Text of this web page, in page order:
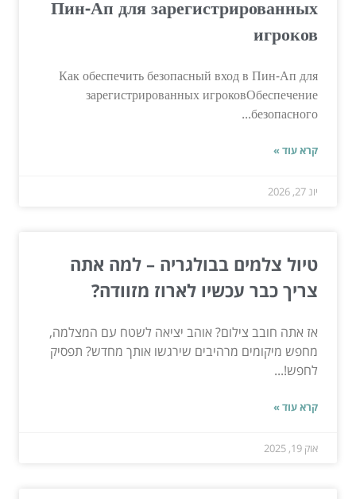
Пин-Ап для зарегистрированных
игроков
Как обеспечить безопасный вход в Пин-Ап для
зарегистрированных игроковОбеспечение
безопасного...
קרא עוד »
יונ 27, 2026
טיול צלמים בבולגריה – למה אתה
צריך כבר עכשיו לארוז מזוודה?
אז אתה חובב צילום? אוהב יציאה לשטח עם המצלמה,
מחפש מיקומים מרהיבים שירגשו אותך מחדש? תפסיק
לחפש!...
קרא עוד »
אוק 19, 2025